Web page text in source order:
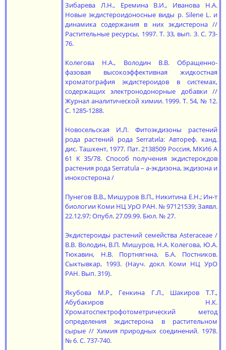
Зибарева Л.Н., Еремина В.И., Иванова Н.А.
Новые экдистероидоносные виды р. Silene L. и
динамика содержания в них экдистерона //
Растительные ресурсы, 1997. Т. 33, вып. 3. С. 73-
76.
Колегова Н.А., Володин В.В. Обращенно-
фазовая высокоэффективная жидкостная
хроматография экдистероидов в системах,
содержащих электронодонорные добавки //
Журнал аналитической химии. 1999. Т. 54, № 12.
С. 1285-1288.
Новосельская И.Л. Фитоэкдизоны растений
рода растений рода Serratиla: Автореф. канд.
дис. Ташкент, 1977. Пат. 2138509 Россия, МКИ6 А
61 К 35/78. Cпособ получения экдистерокдов
растения рода Serratula – а-экдизона, экдизона и
инокостерона /
Пунегов В.В., Мишуров В.П., Никитина Е.Н.; Ин-т
биологии Коми НЦ УрО РАН. № 97121539; Заявл.
22.12.97; Опубл. 27.09.99. Бюл. № 27.
Экдистероиды растений семейства Asteraceae /
В.В. Володин, В.П. Мишуров, Н.А. Колегова, Ю.А.
Тюкавин, Н.В. Портнягнна, Б.А. Постников.
Сыктывкар, 1993. (Науч. докл. Коми НЦ УрО
РАН. Вып. 319).
Якубова М.Р., Генкина Г.Л., Шакиров Т.Т.,
Абубакиров Н.К.
Хроматоспектрофотометрический метод
определения экдистерона в растительном
сырые // Химия природных соединений. 1978.
№ 6. С. 737-740.